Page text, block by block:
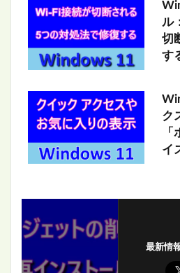
ル
切
す
ク
イ
最新情